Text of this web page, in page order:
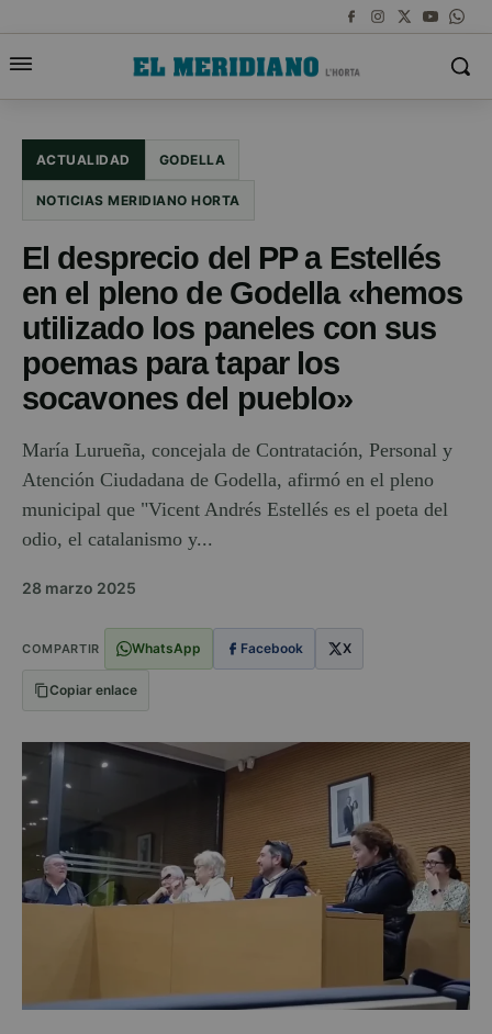
ACTUALIDAD GODELLA
NOTICIAS MERIDIANO HORTA
El desprecio del PP a Estellés
en el pleno de Godella «hemos
utilizado los paneles con sus
poemas para tapar los
socavones del pueblo»
María Lurueña, concejala de Contratación, Personal y
Atención Ciudadana de Godella, afirmó en el pleno
municipal que "Vicent Andrés Estellés es el poeta del
odio, el catalanismo y...
28 marzo 2025
COMPARTIR WhatsApp Facebook X
Copiar enlace